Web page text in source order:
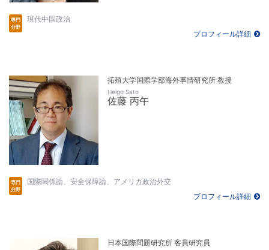
現代中国政治
プロフィール詳細
拓殖大学国際学部海外事情研究所 教授
Heigo Sato
佐藤 丙午
国際関係論、安全保障論、アメリカ政治外交
プロフィール詳細
日本国際問題研究所 客員研究員